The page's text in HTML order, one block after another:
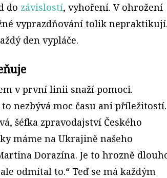
do závislostí, vyhoření. V ohrožení
vyprazdňování tolik nepraktikují.
den vypláče.
v první linii snaží pomoci.
nezbývá moc času ani příležitostí.
šéfka zpravodajství Českého
máme na Ukrajině našeho
Dorazína. Je to hrozně
odmítal to.“ Teď se má každým